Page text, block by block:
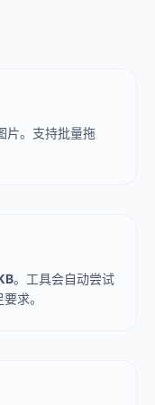
片。支持批量拖
。工具会自动尝试
求。